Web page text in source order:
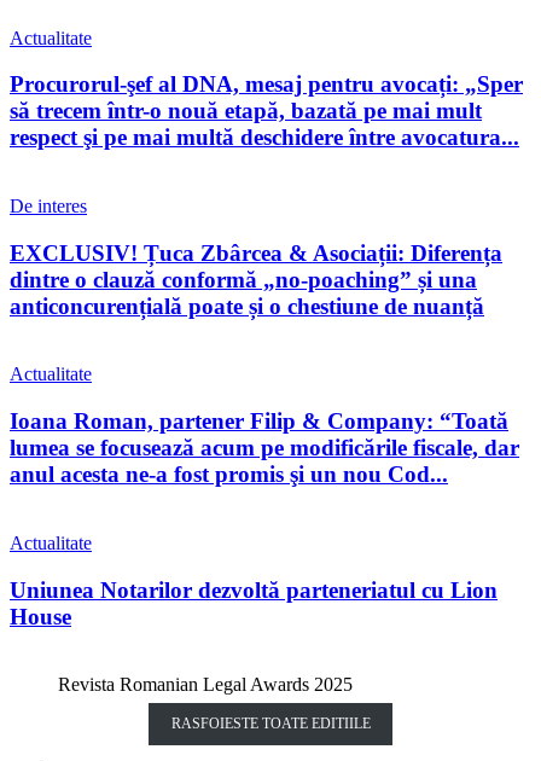
Actualitate
Procurorul-şef al DNA, mesaj pentru avocați: „Sper
să trecem într-o nouă etapă, bazată pe mai mult
respect şi pe mai multă deschidere între avocatura...
De interes
EXCLUSIV! Țuca Zbârcea & Asociații: Diferența
dintre o clauză conformă „no-poaching” și una
anticoncurențială poate și o chestiune de nuanță
Actualitate
Ioana Roman, partener Filip & Company: “Toată
lumea se focusează acum pe modificările fiscale, dar
anul acesta ne-a fost promis şi un nou Cod...
Actualitate
Uniunea Notarilor dezvoltă parteneriatul cu Lion
House
Revista Romanian Legal Awards 2025
RASFOIESTE TOATE EDITIILE